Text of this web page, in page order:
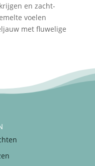
en zacht-
voelen
met fluwelige